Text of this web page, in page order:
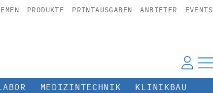
PRODUKTE PRINTAUSGABEN ANBIETER EVENTS
MEDIZINTECHNIK KLINIKBAU